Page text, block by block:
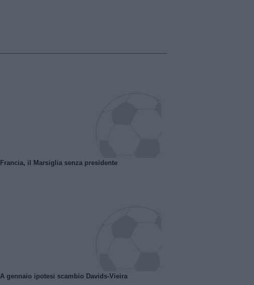
Francia, il Marsiglia senza presidente
A gennaio ipotesi scambio Davids-Vieira